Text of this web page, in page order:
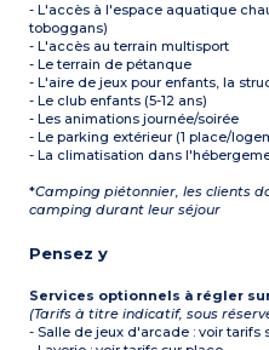
- L'accès à l'espace aquatique
toboggans)
- L'accès au terrain multisport
- Le terrain de pétanque
- L'aire de jeux pour enfants, la
- Le club enfants (5-12 ans)
- Les animations journée/soirée
- Le parking extérieur (1 place/
- La climatisation dans
*Camping piétonnier, les clients
camping durant leur séjour
Pensez y
Services optionnels à régler
(Tarifs à titre indicatif, sous
- Salle de jeux d'arcade : voir tarifs